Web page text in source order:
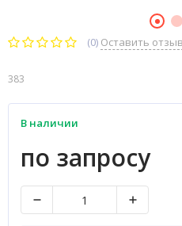
(0) Оставить отзыв
383
В наличии
по запросу